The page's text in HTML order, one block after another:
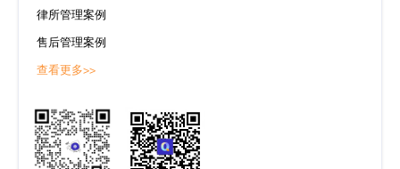
律所管理案例
售后管理案例
查看更多>>